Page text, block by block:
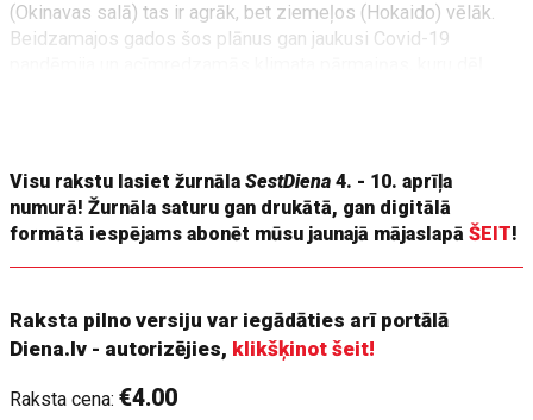
(Okinavas salā) tas ir agrāk, bet ziemeļos (Hokaido) vēlāk.
Beidzamajos gados šos plānus gan jaukusi Covid-19
Visu rakstu lasiet žurnālaSestDiena 4. - 10. aprīļa
numurā! Žurnāla saturu gan drukātā, gan digitālā
formātā iespējams abonēt mūsu jaunajā mājaslapāŠEIT!
Raksta pilno versiju var iegādāties arī portālā
Diena.lv - autorizējies, klikšķinot šeit!
Raksta cena:€4.00